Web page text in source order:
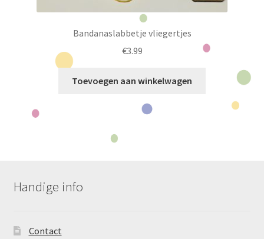
Bandanaslabbetje vliegertjes
€3.99
Toevoegen aan winkelwagen
Handige info
Contact